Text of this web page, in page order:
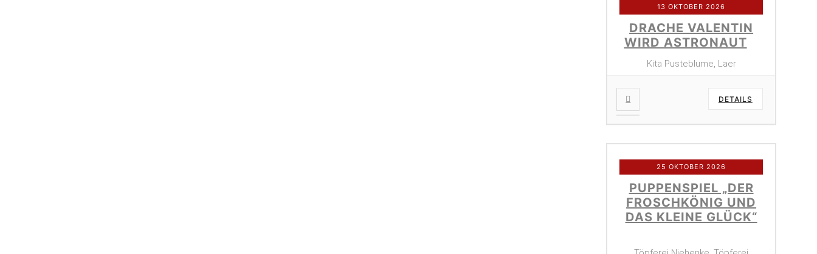
13 OKTOBER 2026
DRACHE VALENTIN
WIRD ASTRONAUT
Kita Pusteblume, Laer
DETAILS
25 OKTOBER 2026
PUPPENSPIEL „DER
FROSCHKÖNIG UND
DAS KLEINE GLÜCK“